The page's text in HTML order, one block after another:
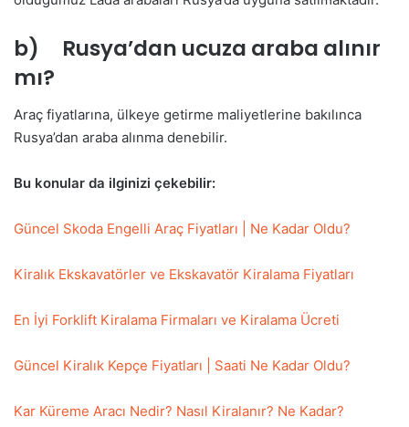
b) Rusya’dan ucuza araba alınır
mı?
Araç fiyatlarına, ülkeye getirme maliyetlerine bakılınca
Rusya’dan araba alınma denebilir.
Bu konular da ilginizi çekebilir:
Güncel Skoda Engelli Araç Fiyatları | Ne Kadar Oldu?
Kiralık Ekskavatörler ve Ekskavatör Kiralama Fiyatları
En İyi Forklift Kiralama Firmaları ve Kiralama Ücreti
Güncel Kiralık Kepçe Fiyatları | Saati Ne Kadar Oldu?
Kar Küreme Aracı Nedir? Nasıl Kiralanır? Ne Kadar?